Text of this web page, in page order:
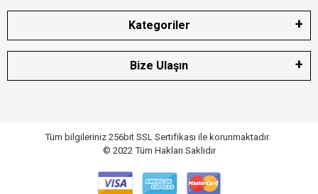
Kategoriler
Bize Ulaşın
Tüm bilgileriniz 256bit SSL Sertifikası ile korunmaktadır.
© 2022 Tüm Hakları Saklıdır